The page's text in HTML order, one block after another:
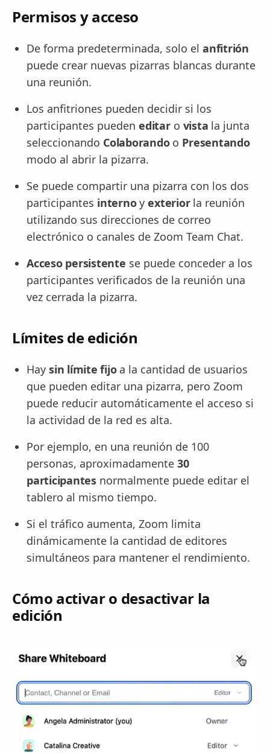
Permisos y acceso
De forma predeterminada, solo el anfitrión
puede crear nuevas pizarras blancas durante
una reunión.
Los anfitriones pueden decidir si los
participantes pueden editaro vista la junta
seleccionando Colaborandoo Presentando
modo al abrir la pizarra.
Se puede compartir una pizarra con los dos
participantes internoyexteriorla reunión
utilizando sus direcciones de correo
electrónico o canales de Zoom Team Chat.
Acceso persistente se puede conceder a los
participantes verificados de la reunión una
vez cerrada la pizarra.
Límites de edición
Hay sin límite fijoa la cantidad de usuarios
que pueden editar una pizarra, pero Zoom
puede reducir automáticamente el acceso si
la actividad de la red es alta.
Por ejemplo, en una reunión de 100
personas, aproximadamente 30
participantesnormalmente puede editar el
tablero al mismo tiempo.
Si el tráfico aumenta, Zoom limita
dinámicamente la cantidad de editores
simultáneos para mantener el rendimiento.
Cómo activar o desactivar la
edición